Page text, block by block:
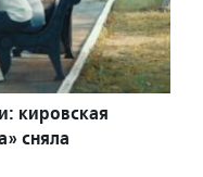
кировская
сняла